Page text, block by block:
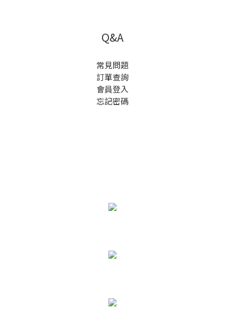
Q&A
常見問題
訂單查詢
會員登入
忘記密碼